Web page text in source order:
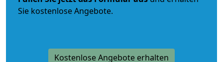
Sie kostenlose Angebote.
Kostenlose Angebote erhalten